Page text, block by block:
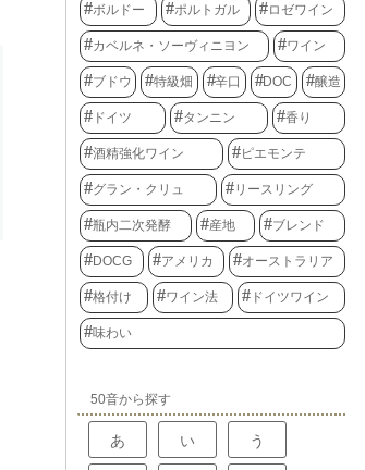
ボルドー ポルトガル ロゼワイン
カベルネ・ソーヴィニヨン ワイン
ブドウ 特級畑 辛口 DOC 醸造
ドイツ タンニン 香り
酒精強化ワイン ピエモンテ
グラン・クリュ リースリング
瓶内二次発酵 産地 ブレンド
DOCG アメリカ オーストラリア
格付け ワイン法 ドイツワイン
味わい
50音から探す
あ い う